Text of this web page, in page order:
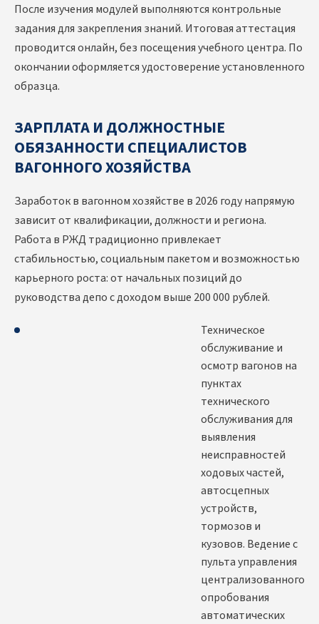
После изучения модулей выполняются контрольные
задания для закрепления знаний. Итоговая аттестация
проводится онлайн, без посещения учебного центра. По
окончании оформляется удостоверение установленного
образца.
ЗАРПЛАТА И ДОЛЖНОСТНЫЕ
ОБЯЗАННОСТИ СПЕЦИАЛИСТОВ
ВАГОННОГО ХОЗЯЙСТВА
Заработок в вагонном хозяйстве в 2026 году напрямую
зависит от квалификации, должности и региона.
Работа в РЖД традиционно привлекает
стабильностью, социальным пакетом и возможностью
карьерного роста: от начальных позиций до
руководства депо с доходом выше 200 000 рублей.
Техническое
обслуживание и
осмотр вагонов на
пунктах
технического
обслуживания для
выявления
неисправностей
ходовых частей,
автосцепных
устройств,
тормозов и
кузовов. Ведение с
пульта управления
централизованного
опробования
автоматических